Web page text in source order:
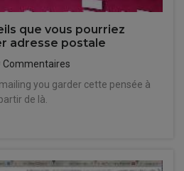
que vous pourriez
adresse postale
Commentaires
you garder cette pensée à
de là.